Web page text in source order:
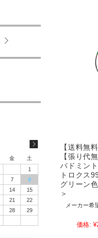
【送料無
【張り代
バドミン
トロクス
グリーン
＞
メーカー希
価格:
金
土
1
7
8
14
15
21
22
28
29